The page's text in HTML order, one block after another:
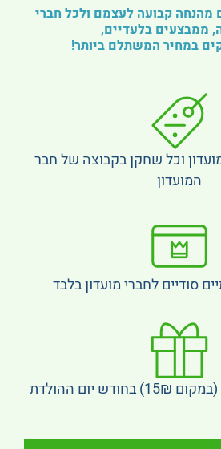
מהנחה קבועה לעצמם ולכל חברי
ממבצעים בלעדיים,
במחיר המשתלם ביותר!
וכל שחקן בקבוצה של חבר
המועדון
סודיים לחברי מועדון בלבד
יום ההולדת